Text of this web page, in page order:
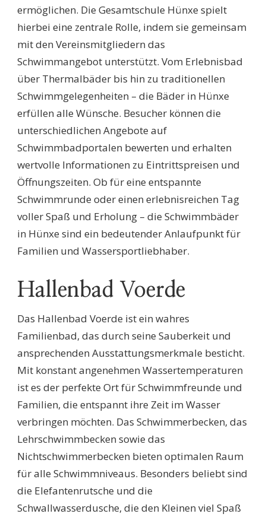
ermöglichen. Die Gesamtschule Hünxe spielt
hierbei eine zentrale Rolle, indem sie gemeinsam
mit den Vereinsmitgliedern das
Schwimmangebot unterstützt. Vom Erlebnisbad
über Thermalbäder bis hin zu traditionellen
Schwimmgelegenheiten – die Bäder in Hünxe
erfüllen alle Wünsche. Besucher können die
unterschiedlichen Angebote auf
Schwimmbadportalen bewerten und erhalten
wertvolle Informationen zu Eintrittspreisen und
Öffnungszeiten. Ob für eine entspannte
Schwimmrunde oder einen erlebnisreichen Tag
voller Spaß und Erholung – die Schwimmbäder
in Hünxe sind ein bedeutender Anlaufpunkt für
Familien und Wassersportliebhaber.
Hallenbad Voerde
Das Hallenbad Voerde ist ein wahres
Familienbad, das durch seine Sauberkeit und
ansprechenden Ausstattungsmerkmale besticht.
Mit konstant angenehmen Wassertemperaturen
ist es der perfekte Ort für Schwimmfreunde und
Familien, die entspannt ihre Zeit im Wasser
verbringen möchten. Das Schwimmerbecken, das
Lehrschwimmbecken sowie das
Nichtschwimmerbecken bieten optimalen Raum
für alle Schwimmniveaus. Besonders beliebt sind
die Elefantenrutsche und die
Schwallwasserdusche, die den Kleinen viel Spaß